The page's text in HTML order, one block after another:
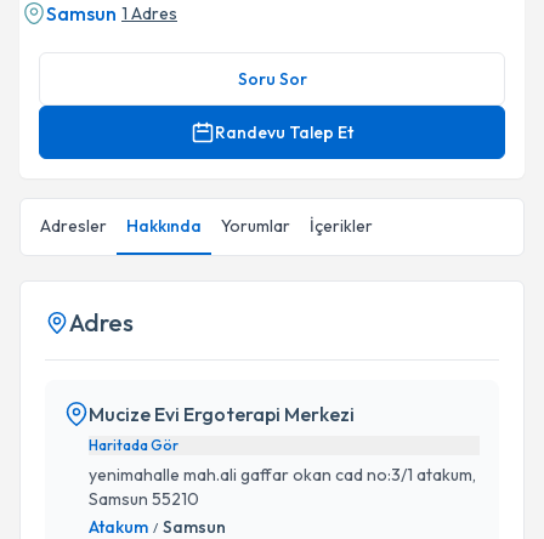
Samsun 1 Adres
Soru Sor
Randevu Talep Et
Adresler Hakkında Yorumlar İçerikler
Adres
Mucize Evi Ergoterapi Merkezi
Haritada Gör
yenimahalle mah.ali gaffar okan cad no:3/1 atakum,
Samsun 55210
Atakum / Samsun